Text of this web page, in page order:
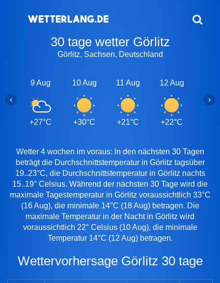
30 tage wetter Görlitz
Görlitz, Sachsen, Deutschland
9 Aug
+27°C
10 Aug
+30°C
11 Aug
+21°C
12 Aug
+22°C
‹ ›
Wetter 4 wochen im voraus: In den nächsten 30 Tagen
beträgt die Durchschnittstemperatur in Görlitz tagsüber
19..23°C, die Durchschnittstemperatur in Görlitz nachts
15..19° Celsius. Während der nächsten 30 Tage wird die
maximale Tagestemperatur in Görlitz voraussichtlich 33°C
(16 Aug), die minimale 14°C (18 Aug) betragen. Die
maximale Temperatur in der Nacht in Görlitz wird
voraussichtlich 22° Celsius (10 Aug), die minimale
Temperatur 14°C (12 Aug) betragen.
Wettervorhersage Görlitz 30 tage